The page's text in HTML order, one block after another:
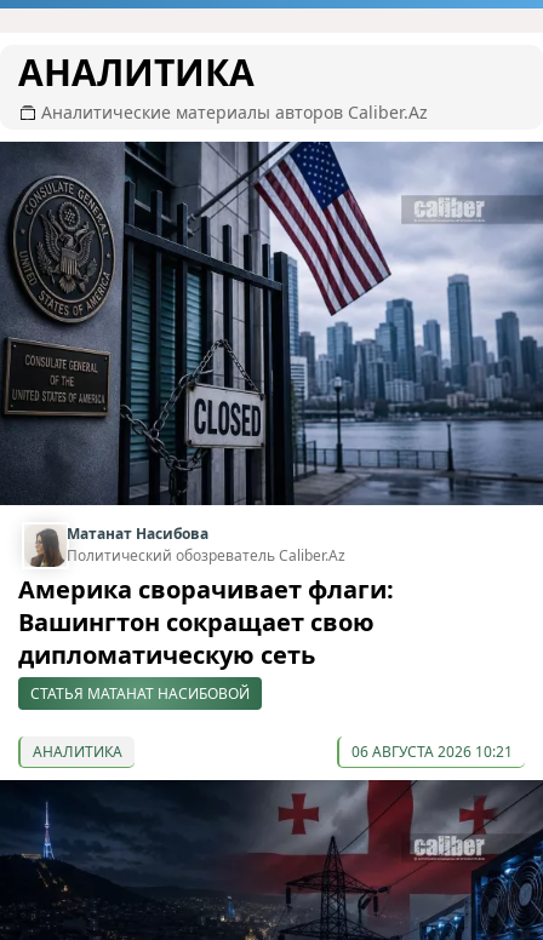
АНАЛИТИКА
Аналитические материалы авторов Caliber.Az
Матанат Насибова
Политический обозреватель Caliber.Az
Америка сворачивает флаги:
Вашингтон сокращает свою
дипломатическую сеть
СТАТЬЯ МАТАНАТ НАСИБОВОЙ
АНАЛИТИКА 06 АВГУСТА 2026 10:21